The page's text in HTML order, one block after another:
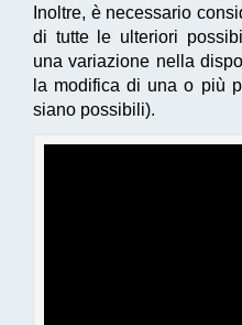
Inoltre, è necessario
di tutte le ulteriori
una variazione nella
la modifica di una o più
siano possibili).